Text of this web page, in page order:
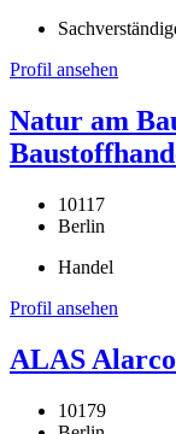
Profil ansehen
Natur am
10117
Berlin
Handel
Profil ansehen
ALAS
10179